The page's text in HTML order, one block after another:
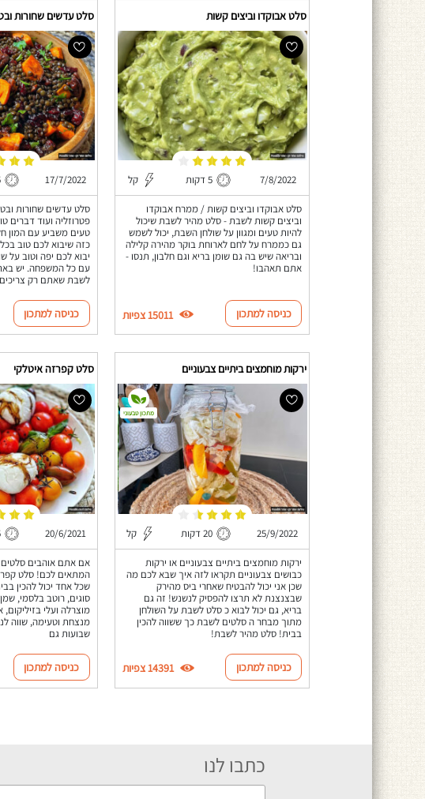
סלט אבוקדו וביצים קשות
7/8/2022 5 דקות קל
סלט אבוקדו וביצים קשות / ממרח אבוקדו
וביצים קשות לשבת - סלט מהיר לשבת שיכול
להיות טעים ומגוון על שולחן השבת, יכול לשמש
גם כממרח על לחם לארוחת בוקר מהירה קלילה
ובריאה שיש בה גם שומן בריא וגם חלבון, תנסו -
אתם תאהבו!
כניסה למתכון 15011 צפיות
סלט עדשים שחורות
17/7/2022
סלט עדשים שחורות
פטרוזליה ועוד דברים
טעים משביע עם המון
כזה שיבוא לכם טוב
יבוא לכם יפה וטוב על
עם כל המשפחה. יש
לשבת שאתם רק צריכים
כניסה למתכון
ירקות מוחמצים ביתיים צבעוניים
25/9/2022 20 דקות קל
ירקות מוחמצים ביתיים צבעוניים או ירקות
כבושים צבעוניים תקראו לזה איך שבא לכם מה
שכן אני יכול להבטיח שאחרי ביס מהירק
שבצנצנת לא תרצו להפסיק לנשנש! זה גם
בריא, גם יכול לבוא כ סלט לשבת על השולחן
מתוך מבחר ה סלטים לשבת כך ששווה להכין
בבית! סלט מהיר לשבת!
מתכון טבעוני
כניסה למתכון 14391 צפיות
סלט קפרזה איטלקי
20/6/2021
אם אתם אוהבים
המתאים לכם! סלט
שכל אחד יכול להכין
סוגים, רוטב בלסמי,
מוצרלה ועלי
מנצחת וטעימה, שווה
שבועות גם
כניסה למתכון
כתבו לנו